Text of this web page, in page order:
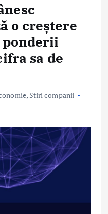
o creștere
sa de
, Stiri companii